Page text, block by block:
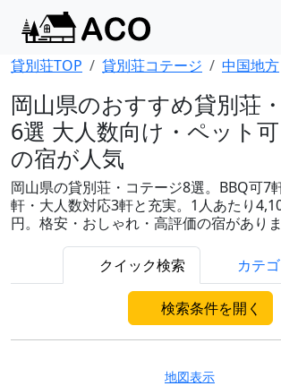
貸別荘TOP 貸別荘コテージ 中国地方
岡山県のおすすめ貸別荘
6選 大人数向け・ペット
の宿が人気
岡山県の貸別荘・コテージ8選。BBQ可7
軒・大人数対応3軒と充実。1人あたり
円。格安・おしゃれ・高評価の宿がありま
クイック検索 カテ
検索条件を開く
地図表示